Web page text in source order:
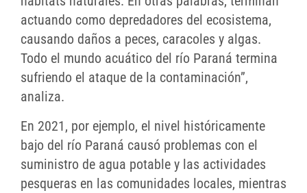
actuando como depredadores del ecosistema,
causando daños a peces, caracoles y algas.
Todo el mundo acuático del río Paraná termina
sufriendo el ataque de la contaminación”,
analiza.
En 2021, por ejemplo, el nivel históricamente
bajo del río Paraná causó problemas con el
suministro de agua potable y las actividades
pesqueras en las comunidades locales, mientras